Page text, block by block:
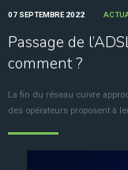
07 SEPTEMBRE 2022
Passage de
comment ?
La fin du réseau cuivre
des opérateurs proposent à